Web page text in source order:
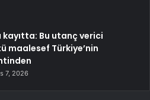
kayıtta: Bu utanç verici
maalesef Türkiye’nin
7, 2026